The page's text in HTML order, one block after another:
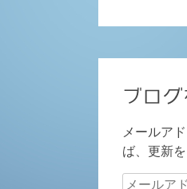
ブロ
メールア
ば、更新
メ